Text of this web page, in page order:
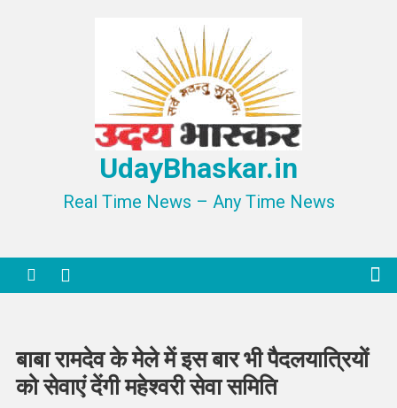
UdayBhaskar.in
Real Time News – Any Time News
बाबा रामदेव के मेले में इस बार भी पैदलयात्रियों
को सेवाएं देंगी महेश्वरी सेवा समिति